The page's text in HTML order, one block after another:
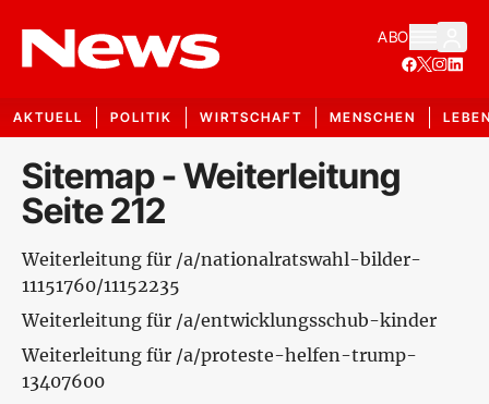
ABO
AKTUELL POLITIK WIRTSCHAFT MENSCHEN
Sitemap - Weiterleitung
Seite 212
Weiterleitung für /a/nationalratswahl-bilder-
11151760/11152235
Weiterleitung für /a/entwicklungsschub-kinder
Weiterleitung für /a/proteste-helfen-trump-
13407600